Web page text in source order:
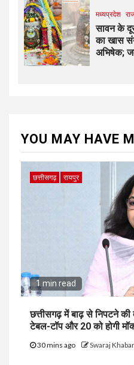
मध्यप्रदेश
सावन के
का खास
अभिषेक;
YOU MAY HAVE
छत्तीसगढ़ रायपुर
1 min read
छत्तीसगढ़ में बाढ़ से निपटने
टेबल-टॉप और 20 को होगी
30 mins ago Swaraj Khabar